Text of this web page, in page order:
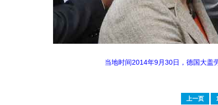
当地时间2014年9月30日，德国大盖
上一页